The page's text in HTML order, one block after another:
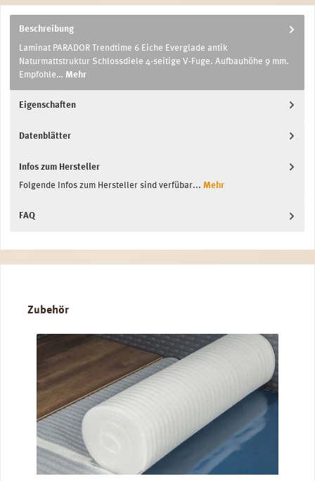
Beschreibung
Laminat PARADOR Trendtime 6 Eiche Everglade antik
Naturmattstruktur Schlossdiele 4-seitige V-Fuge. Aufbauhöhe 9 mm.
Empfohle… Mehr
Eigenschaften
Datenblätter
Infos zum Hersteller
Folgende Infos zum Hersteller sind verfübar... Mehr
FAQ
Produktgalerie überspringen
Zubehör